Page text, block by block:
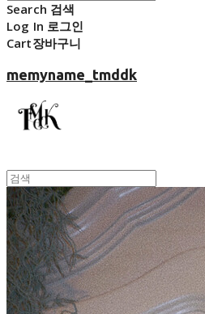
Search 검색
Log In 로그인
Cart장바구니
memyname_tmddk